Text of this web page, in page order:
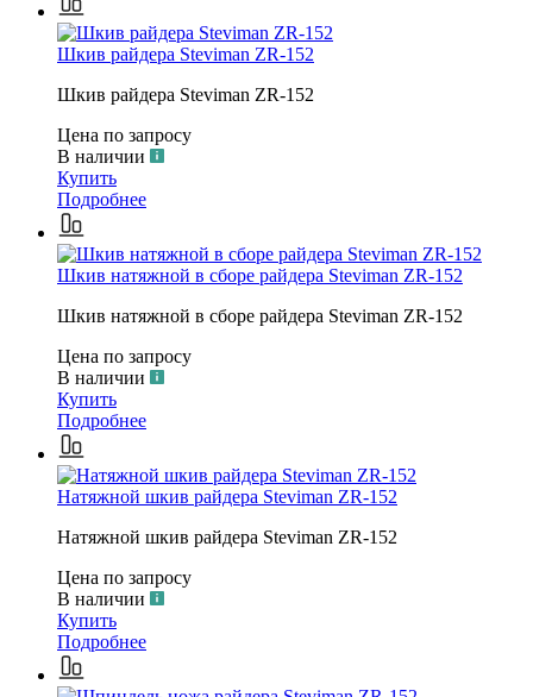
Шкив райдера Steviman ZR-152
Шкив райдера Steviman ZR-152
Цена по запросу
В наличии
Купить
Подробнее
Шкив натяжной в сборе райдера Steviman ZR-152
Шкив натяжной в сборе райдера Steviman ZR-152
Цена по запросу
В наличии
Купить
Подробнее
Натяжной шкив райдера Steviman ZR-152
Натяжной шкив райдера Steviman ZR-152
Цена по запросу
В наличии
Купить
Подробнее